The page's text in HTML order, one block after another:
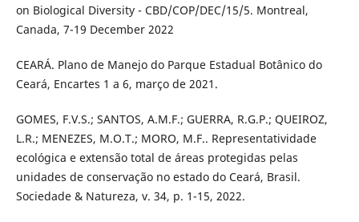
on Biological Diversity - CBD/COP/DEC/15/5. Montreal,
Canada, 7-19 December 2022
CEARÁ. Plano de Manejo do Parque Estadual Botânico do
Ceará, Encartes 1 a 6, março de 2021.
GOMES, F.V.S.; SANTOS, A.M.F.; GUERRA, R.G.P.; QUEIROZ,
L.R.; MENEZES, M.O.T.; MORO, M.F.. Representatividade
ecológica e extensão total de áreas protegidas pelas
unidades de conservação no estado do Ceará, Brasil.
Sociedade & Natureza, v. 34, p. 1-15, 2022.